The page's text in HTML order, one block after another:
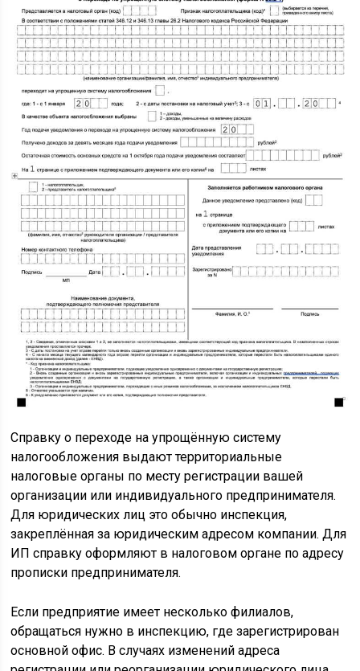
Справку о переходе на упрощённую систему
налогообложения выдают территориальные
налоговые органы по месту регистрации вашей
организации или индивидуального предпринимателя.
Для юридических лиц это обычно инспекция,
закреплённая за юридическим адресом компании. Для
ИП справку оформляют в налоговом органе по адресу
прописки предпринимателя.
Если предприятие имеет несколько филиалов,
обращаться нужно в инспекцию, где зарегистрирован
основной офис. В случаях изменений адреса